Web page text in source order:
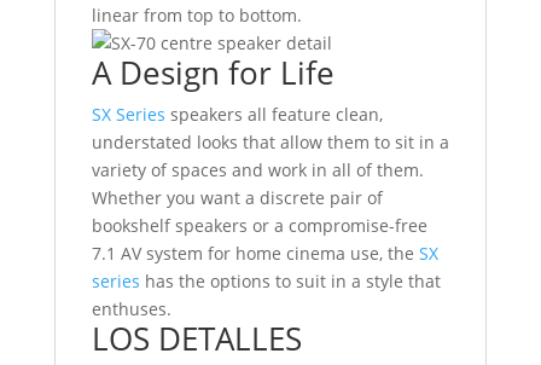
linear from top to bottom.
A Design for Life
SX Series speakers all feature clean,
understated looks that allow them to sit in a
variety of spaces and work in all of them.
Whether you want a discrete pair of
bookshelf speakers or a compromise-free
7.1 AV system for home cinema use, the SX
series has the options to suit in a style that
enthuses.
LOS DETALLES